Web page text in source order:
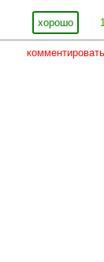
хорошо
комментировать